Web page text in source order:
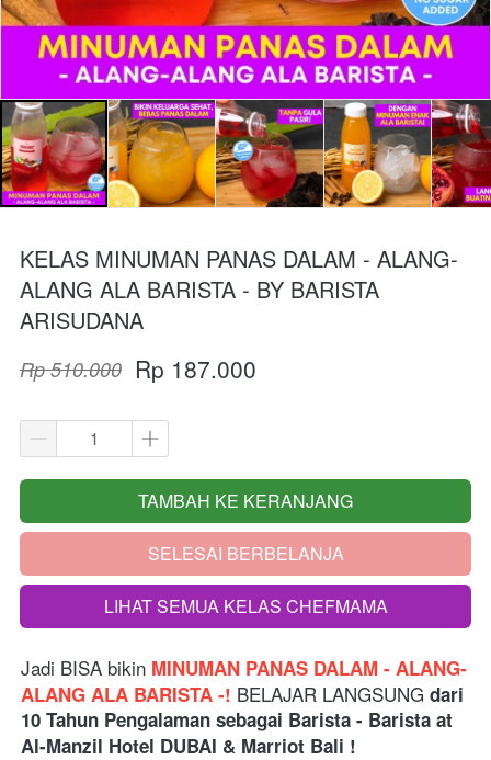
KELAS MINUMAN PANAS DALAM - ALANG-
ALANG ALA BARISTA - BY BARISTA
ARISUDANA
Rp 510.000 Rp 187.000
`
TAMBAH KE KERANJANG
`SELESAI BERBELANJA
`LIHAT SEMUA KELAS CHEFMAMA
Jadi BISA bikin MINUMAN PANAS DALAM - ALANG-
ALANG ALA BARISTA -! BELAJAR LANGSUNG dari
10 Tahun Pengalaman sebagai Barista - Barista at
Al-Manzil Hotel DUBAI & Marriot Bali !